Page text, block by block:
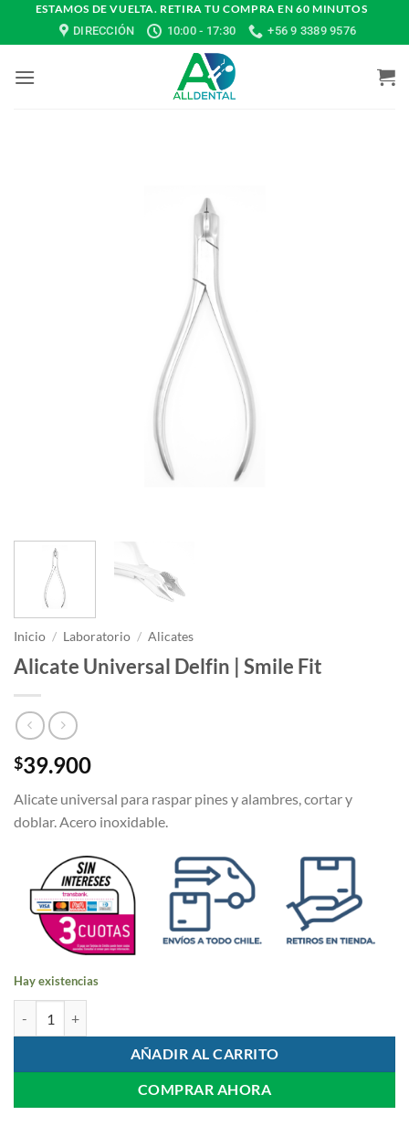
ESTAMOS DE VUELTA. RETIRA TU COMPRA EN 60 MINUTOS
DIRECCIÓN
10:00 - 17:30 +56 9 3389 9576
Inicio / Laboratorio / Alicates
Alicate Universal Delfin | Smile Fit
$39.900
Alicate universal para raspar pines y alambres, cortar y
doblar. Acero inoxidable.
Hay existencias
AÑADIR AL CARRITO
COMPRAR AHORA